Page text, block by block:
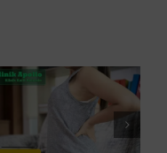
Penyebab
dan
Solusinya